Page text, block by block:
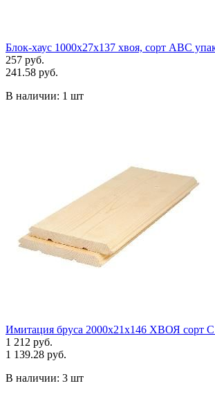
Блок-хаус 1000х27х137 хвоя, сорт АВС
257 руб.
241.58 руб.
В наличии: 1 шт
Имитация бруса 2000х21х146 ХВОЯ сорт
1 212 руб.
1 139.28 руб.
В наличии: 3 шт